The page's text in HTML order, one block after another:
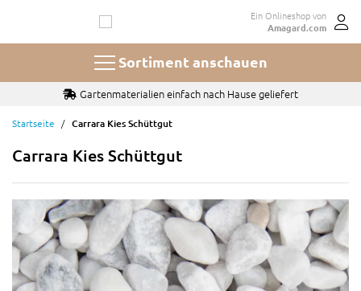
springen
Ein Onlineshop von
Amagard.com
Sortiment anschauen
Gartenmaterialien einfach nach Hause geliefert
Startseite Carrara Kies Schüttgut
Carrara Kies Schüttgut